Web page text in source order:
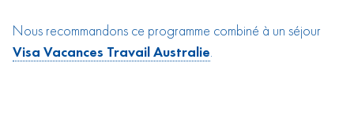
Nous recommandons ce programme combiné à un séjour
Visa Vacances Travail Australie